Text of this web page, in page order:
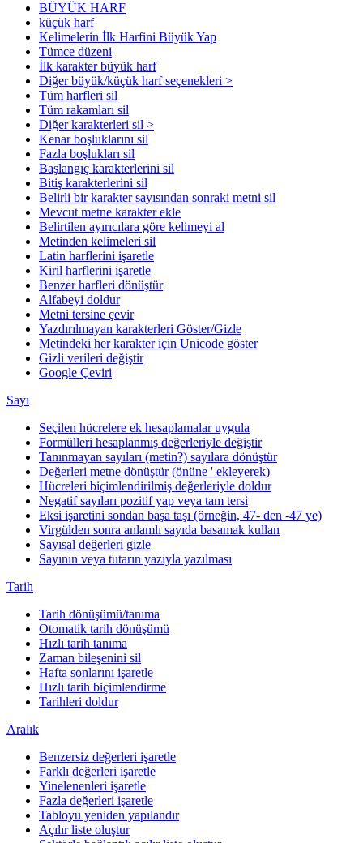
BÜYÜK HARF
küçük harf
Kelimelerin İlk Harfini Büyük Yap
Tümce düzeni
İlk karakter büyük harf
Diğer büyük/küçük harf seçenekleri >
Tüm harfleri sil
Tüm rakamları sil
Diğer karakterleri sil >
Kenar boşluklarını sil
Fazla boşlukları sil
Başlangıç karakterlerini sil
Bitiş karakterlerini sil
Belirli bir karakter sayısından sonraki metni sil
Mevcut metne karakter ekle
Belirtilen ayırıcılara göre kelimeyi al
Metinden kelimeleri sil
Latin harflerini işaretle
Kiril harflerini işaretle
Benzer harfleri dönüştür
Alfabeyi doldur
Metni tersine çevir
Yazdırılmayan karakterleri Göster/Gizle
Metindeki her karakter için Unicode göster
Gizli verileri değiştir
Google Çeviri
Sayı
Seçilen hücrelere ek hesaplamalar uygula
Formülleri hesaplanmış değerleriyle değiştir
Tanınmayan sayıları (metin?) sayılara dönüştür
Değerleri metne dönüştür (önüne ' ekleyerek)
Hücreleri biçimlendirilmiş değerleriyle doldur
Negatif sayıları pozitif yap veya tam tersi
Eksi işaretini sondan başa taşı (örneğin, 47- den -47 ye)
Virgülden sonra anlamlı sayıda basamak kullan
Sayısal değerleri gizle
Sayının veya tutarın yazıyla yazılması
Tarih
Tarih dönüşümü/tanıma
Otomatik tarih dönüşümü
Hızlı tarih tanıma
Zaman bileşenini sil
Hafta sonlarını işaretle
Hızlı tarih biçimlendirme
Tarihleri doldur
Aralık
Benzersiz değerleri işaretle
Farklı değerleri işaretle
Yinelenenleri işaretle
Fazla değerleri işaretle
Tabloyu yeniden yapılandır
Açılır liste oluştur